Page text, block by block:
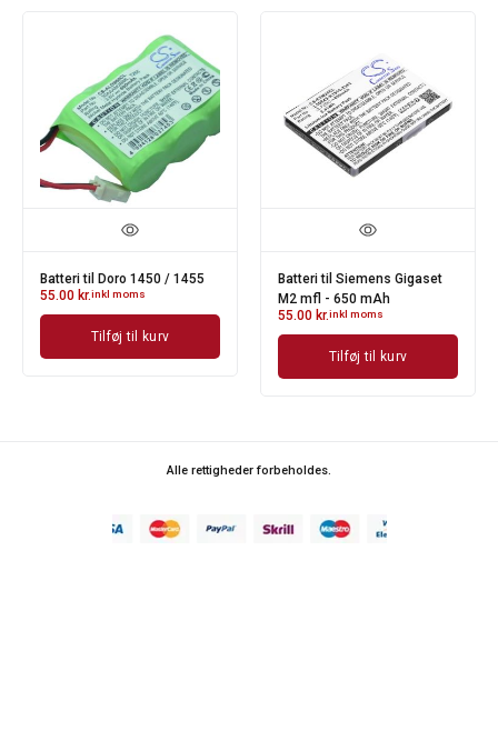
Batteri til Doro 1450 / 1455
55.00 kr.inkl moms
Tilføj til kurv
Batteri til Siemens Gigaset
M2 mfl - 650 mAh
55.00 kr.inkl moms
Tilføj til kurv
Alle rettigheder forbeholdes.